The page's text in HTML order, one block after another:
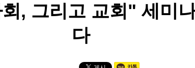
, 그리고 교회" 세미
다